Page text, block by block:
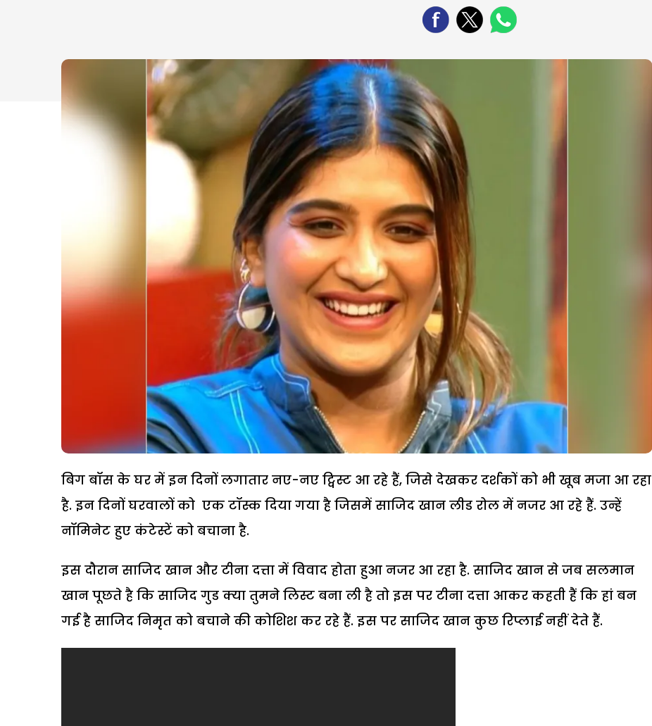
बिग बॉस के घर में इन दिनों लगातार नए-नए ट्विस्ट आ रहे हैं, जिसे देखकर दर्शकों को भी खूब मजा आ रहा
है. इन दिनों घरवालों को एक टॉस्क दिया गया है जिसमें साजिद खान लीड रोल में नजर आ रहे हैं. उन्हें
नॉमिनेट हुए कंटेस्टें को बचाना है.
इस दौरान साजिद खान और टीना दत्ता में विवाद होता हुआ नजर आ रहा है. साजिद खान से जब सलमान
खान पूछते है कि साजिद गुड क्या तुमने लिस्ट बना ली है तो इस पर टीना दत्ता आकर कहती हैं कि हां बन
गई है साजिद निमृत को बचाने की कोशिश कर रहे हैं. इस पर साजिद खान कुछ रिप्लाई नहीं देते हैं.